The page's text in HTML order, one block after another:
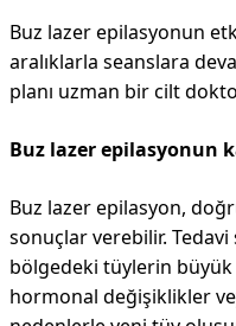
Buz lazer epilasyonun
aralıklarla seanslara
planı uzman bir cilt
Buz lazer epilasyonun
Buz lazer epilasyon,
sonuçlar verebilir.
bölgedeki tüylerin büyük
hormonal değişiklikler